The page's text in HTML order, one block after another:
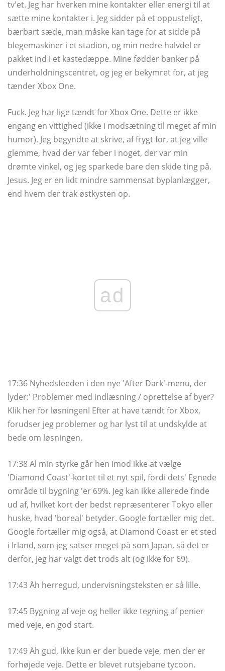
tv'et. Jeg har hverken mine kontakter eller energi til at
sætte mine kontakter i. Jeg sidder på et oppusteligt,
bærbart sæde, man måske kan tage for at sidde på
blegemaskiner i et stadion, og min nedre halvdel er
pakket ind i et kastedæppe. Mine fødder banker på
underholdningscentret, og jeg er bekymret for, at jeg
tænder Xbox One.
Fuck. Jeg har lige tændt for Xbox One. Dette er ikke
engang en vittighed (ikke i modsætning til meget af min
humor). Jeg begyndte at skrive, af frygt for, at jeg ville
glemme, hvad der var feber i noget, der var min
drømte vinkel, og jeg sparkede bare den skide ting på.
Jesus. Jeg er en lidt mindre sammensat byplanlægger,
end hvem der trak østkysten op.
ad
17:36 Nyhedsfeeden i den nye 'After Dark'-menu, der
lyder:' Problemer med indlæsning / oprettelse af byer?
Klik her for løsningen! Efter at have tændt for Xbox,
forudser jeg problemer og har lyst til at undskylde at
bede om løsningen.
17:38 Al min styrke går hen imod ikke at vælge
'Diamond Coast'-kortet til et nyt spil, fordi dets' Egnede
område til bygning 'er 69%. Jeg kan ikke allerede finde
ud af, hvilket kort der bedst repræsenterer Tokyo eller
huske, hvad 'boreal' betyder. Google fortæller mig det.
Google fortæller mig også, at Diamond Coast er et sted
i Irland, som jeg satser meget på som Japan, så det er
derfor, jeg har valgt det trods alt (og ikke for 69).
17:43 Åh herregud, undervisningsteksten er så lille.
17:45 Bygning af veje og heller ikke tegning af penier
med veje, en god start.
17:49 Åh gud, ikke kun er der buede veje, men der er
forhøjede veje. Dette er blevet rutsjebane tycoon.